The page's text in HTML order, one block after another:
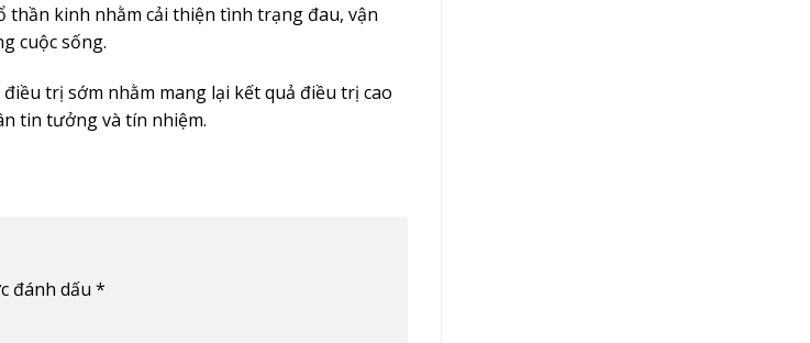
thần kinh nhằm cải thiện tình trạng đau, vận
cuộc sống.
trị sớm nhằm mang lại kết quả điều trị cao
tin tưởng và tín nhiệm.
đánh dấu *